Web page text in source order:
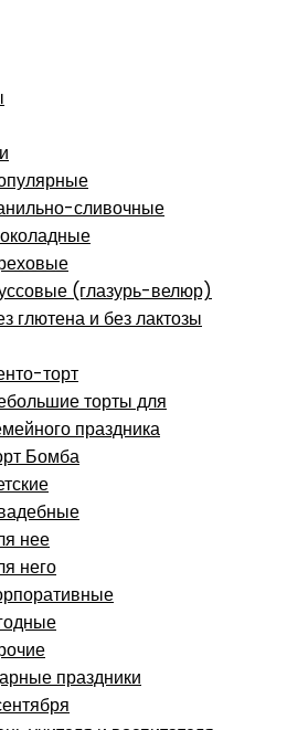
сливочные
(глазурь-велюр)
глютена и без лактозы
торт
торты для
праздника
Бомба
нее
него
праздники